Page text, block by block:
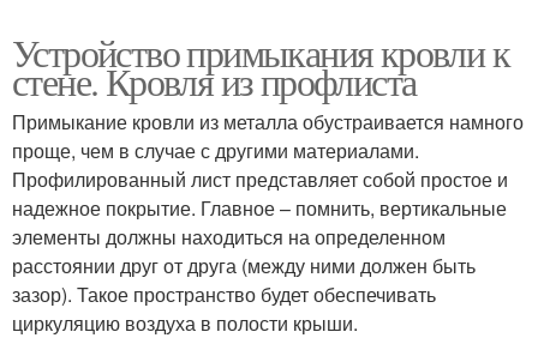
Устройство примыкания кровли к
стене. Кровля из профлиста
Примыкание кровли из металла обустраивается намного
проще, чем в случае с другими материалами.
Профилированный лист представляет собой простое и
надежное покрытие. Главное – помнить, вертикальные
элементы должны находиться на определенном
расстоянии друг от друга (между ними должен быть
зазор). Такое пространство будет обеспечивать
циркуляцию воздуха в полости крыши.